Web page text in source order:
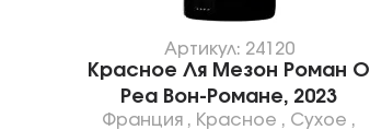
Артикул: 24120
Красное Ля Мезон Роман О
Реа Вон-Романе, 2023
Франция , Красное , Сухое ,